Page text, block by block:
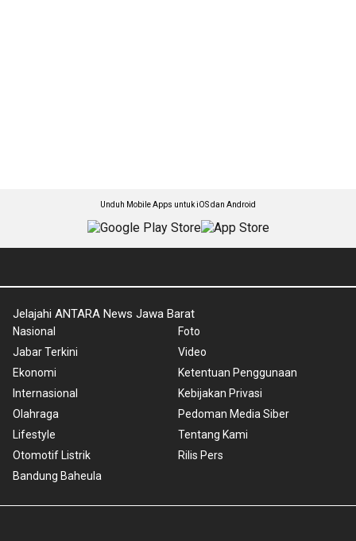
Unduh Mobile Apps untuk iOS dan Android
Jelajahi ANTARA News Jawa Barat
Nasional
Jabar Terkini
Ekonomi
Internasional
Olahraga
Lifestyle
Otomotif Listrik
Bandung Baheula
Foto
Video
Ketentuan Penggunaan
Kebijakan Privasi
Pedoman Media Siber
Tentang Kami
Rilis Pers